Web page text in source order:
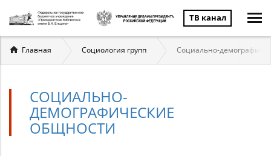
ТВ канал
Вы
здесь
Главная Социология групп Социально-
СОЦИАЛЬНО-
ДЕМОГРАФИЧЕСКИЕ
ОБЩНОСТИ